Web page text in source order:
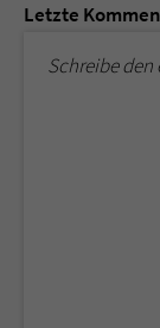
Letzte
Schreibe den